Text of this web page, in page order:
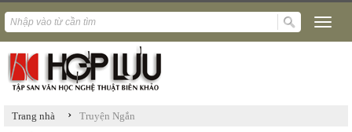
Trang nhà › Truyện Ngắn